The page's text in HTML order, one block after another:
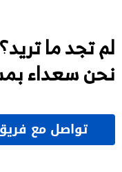
لم تجد ما تريد؟
نحن سعداء
تواصل مع